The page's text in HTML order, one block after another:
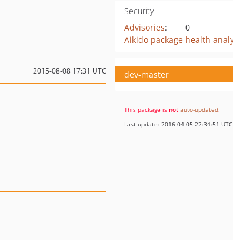
Security
Advisories:
0
Aikido package health
2015-08-08 17:31 UTC dev-master
This package is not auto-updated.
Last update: 2016-04-05 22:34:51 UTC